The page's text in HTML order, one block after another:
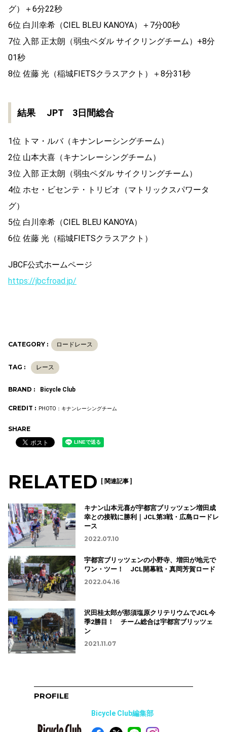
グ）＋6分22秒
6位 白川幸希（CIEL BLEU KANOYA）＋7分00秒
7位 入部 正太朗（弱虫ペダル サイクリングチーム）+8分
01秒
8位 佐藤 光（稲城FIETSクラスアクト）＋8分31秒
結果 JPT 3日間総合
1位 トマ・ルバ（キナンレーシングチーム）
2位 山本大喜（キナンレーシングチーム）
3位 入部 正太朗（弱虫ペダル サイクリングチーム）
4位 ホセ・ビセンテ・トリビオ（マトリックスパワータ
グ）
5位 白川幸希（CIEL BLEU KANOYA）
6位 佐藤 光（稲城FIETSクラスアクト）
JBCF公式ホームページ
https://jbcfroad.jp/
CATEGORY : ロードレース
TAG : レース
BRAND : Bicycle Club
CREDIT : PHOTO：キナンレーシングチーム
SHARE
RELATED [ 関連記事 ]
キナン山本元喜が宇都宮ブリッツェン増田成
幸との接戦に勝利｜JCL第3戦・広島ロードレ
ース
2022.07.10
宇都宮ブリッツェンの小野寺、増田が地元で
ワン・ツー！ JCL開幕戦・真岡芳賀ロード
2022.04.16
沢田桂太郎が那須塩原クリテリウムでJCL今
季2勝目！ チーム総合は宇都宮ブリッツェ
ン
2021.11.07
PROFILE
Bicycle Club編集部